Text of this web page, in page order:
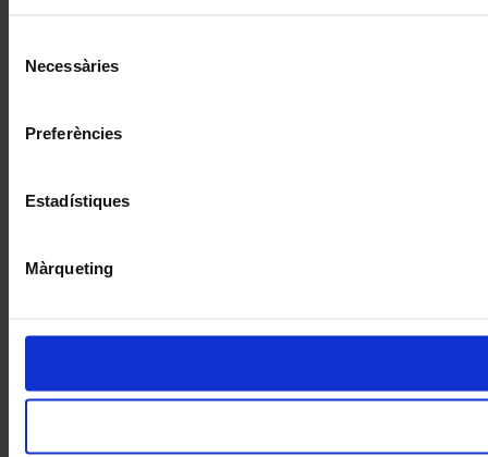
Necessàries
Preferències
Estadístiques
Màrqueting